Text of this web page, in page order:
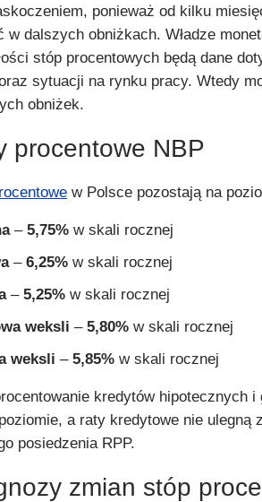
ponieważ od kilku
w dalszych obniżkach. Władze
stóp procentowych będą dane
sytuacji na rynku pracy. Wtedy
obniżek.
procentowe NBP
w Polsce pozostają na
–5,75% w skali rocznej
–6,25% w skali rocznej
–5,25% w skali rocznej
weksli –5,80% w skali rocznej
weksli –5,85% w skali rocznej
kredytów hipotecznych i
a raty kredytowe nie ulegną
posiedzenia RPP.
zmian stóp